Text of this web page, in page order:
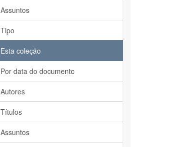
Assuntos
Tipo
Esta coleção
Por data do documento
Autores
Títulos
Assuntos